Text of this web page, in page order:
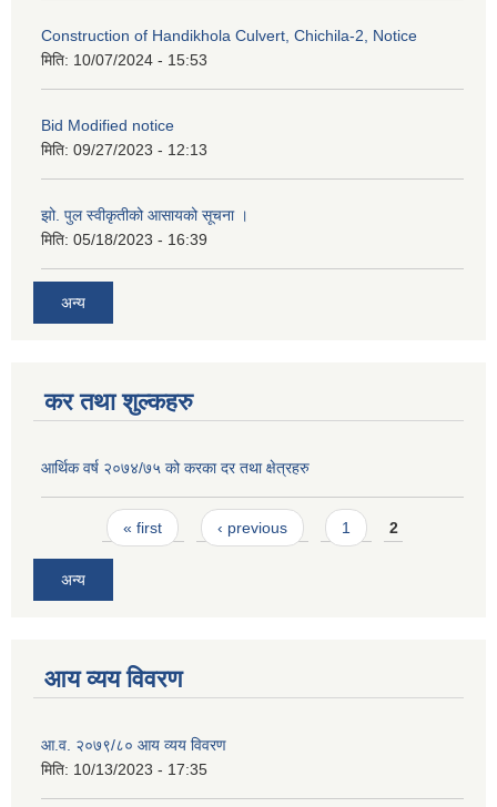
Construction of Handikhola Culvert, Chichila-2, Notice
मिति: 10/07/2024 - 15:53
Bid Modified notice
मिति: 09/27/2023 - 12:13
झो. पुल स्वीकृतीको आसायको सूचना ।
मिति: 05/18/2023 - 16:39
अन्य
कर तथा शुल्कहरु
आर्थिक वर्ष २०७४/७५ को करका दर तथा क्षेत्रहरु
Pages« first ‹ previous 1 2
अन्य
आय व्यय विवरण
आ.व. २०७९/८० आय व्यय विवरण
मिति: 10/13/2023 - 17:35